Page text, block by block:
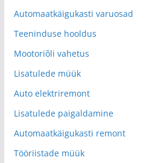
Automaatkäigukasti varuosad
Teeninduse hooldus
Mootoriõli vahetus
Lisatulede müük
Auto elektriremont
Lisatulede paigaldamine
Automaatkäigukasti remont
Tööriistade müük